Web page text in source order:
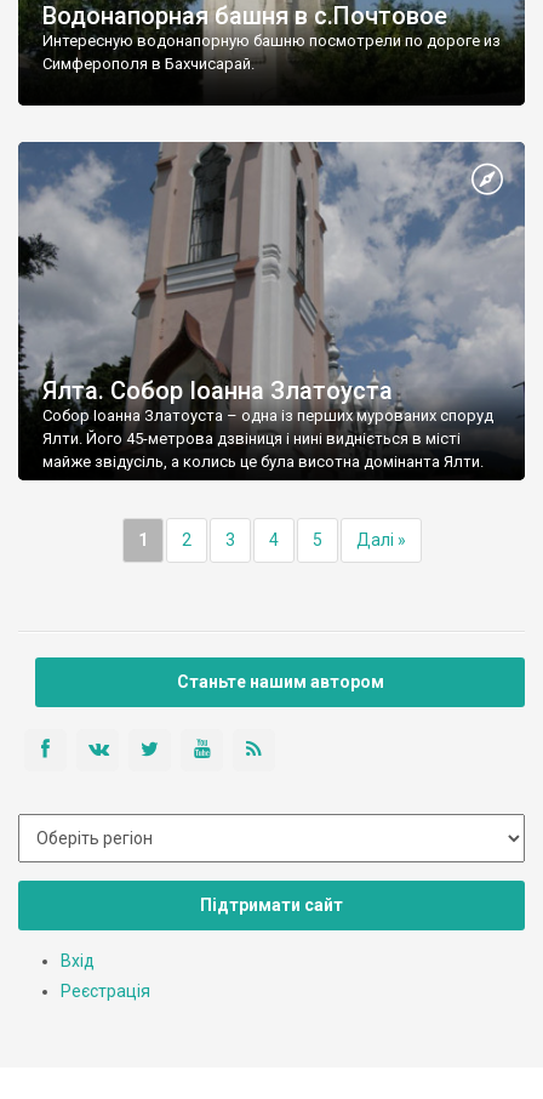
Водонапорная башня в с.Почтовое
Интересную водонапорную башню посмотрели по дороге из
Симферополя в Бахчисарай.
Ялта. Собор Іоанна Златоуста
Собор Іоанна Златоуста – одна із перших мурованих споруд
Ялти. Його 45-метрова дзвіниця і нині видніється в місті
майже звідусіль, а колись це була висотна домінанта Ялти.
1 2 3 4 5 Далі »
Станьте нашим автором
Підтримати сайт
Вхід
Реєстрація